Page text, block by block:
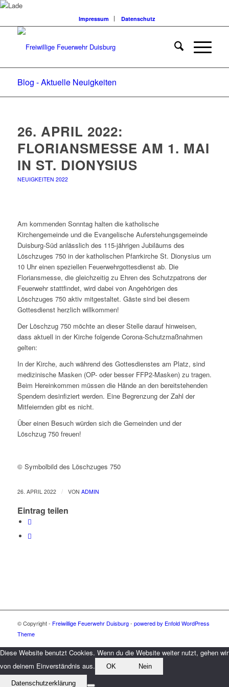
Impressum Datenschutz
Blog - Aktuelle Neuigkeiten
26. APRIL 2022:
FLORIANSMESSE AM 1. MAI
IN ST. DIONYSIUS
NEUIGKEITEN 2022
Am kommenden Sonntag halten die katholische
Kirchengemeinde und die Evangelische Auferstehungsgemeinde
Duisburg-Süd anlässlich des 115-jährigen Jubiläums des
Löschzuges 750 in der katholischen Pfarrkirche St. Dionysius um
10 Uhr einen speziellen Feuerwehrgottesdienst ab. Die
Floriansmesse, die gleichzeitig zu Ehren des Schutzpatrons der
Feuerwehr stattfindet, wird dabei von Angehörigen des
Löschzuges 750 aktiv mitgestaltet. Gäste sind bei diesem
Gottesdienst herzlich willkommen!
Der Löschzug 750 möchte an dieser Stelle darauf hinweisen,
dass aktuell in der Kirche folgende Corona-Schutzmaßnahmen
gelten:
In der Kirche, auch während des Gottesdienstes am Platz, sind
medizinische Masken (OP- oder besser FFP2-Masken) zu tragen.
Beim Hereinkommen müssen die Hände an den bereitstehenden
Spendern desinfiziert werden. Eine Begrenzung der Zahl der
Mitfeiernden gibt es nicht.
Über einen Besuch würden sich die Gemeinden und der
Löschzug 750 freuen!
© Symbolbild des Löschzuges 750
26. APRIL 2022 / VON ADMIN
Eintrag teilen
© Copyright - Freiwillige Feuerwehr Duisburg- powered by Enfold WordPress
Theme
Diese Website benutzt Cookies. Wenn du die Website weiter nutzt, gehen wir
von deinem Einverständnis aus.
OK Nein
Datenschutzerklärung